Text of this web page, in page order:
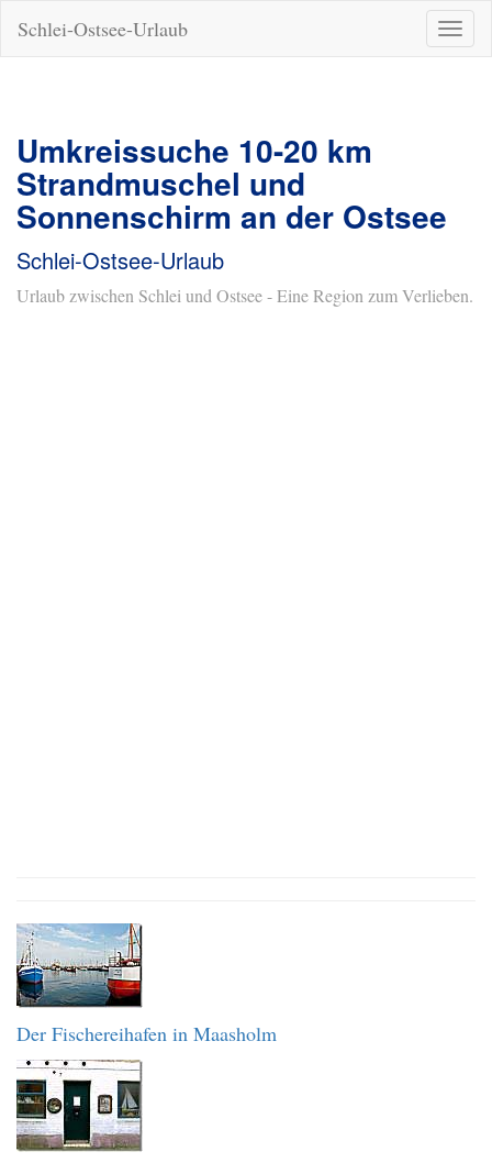
ein-/
Schlei-Ostsee-Urlaub
Umkreissuche 10-20 km
Strandmuschel und
Sonnenschirm an der Ostsee
Schlei-Ostsee-Urlaub
Urlaub zwischen Schlei und Ostsee - Eine Region zum Verlieben.
Der Fischereihafen in Maasholm